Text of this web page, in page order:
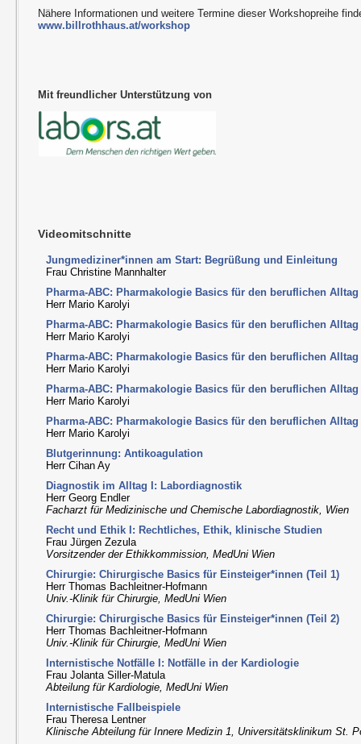
Nähere Informationen und weitere Termine dieser Workshopreihe
www.billrothhaus.at/workshop
Mit freundlicher Unterstützung von
Videomitschnitte
Jungmediziner*innen am Start: Begrüßung und Einleitung
Frau Christine Mannhalter
Pharma-ABC: Pharmakologie Basics für den beruflichen Alltag
Herr Mario Karolyi
Pharma-ABC: Pharmakologie Basics für den beruflichen Alltag
Herr Mario Karolyi
Pharma-ABC: Pharmakologie Basics für den beruflichen Alltag
Herr Mario Karolyi
Pharma-ABC: Pharmakologie Basics für den beruflichen Alltag
Herr Mario Karolyi
Pharma-ABC: Pharmakologie Basics für den beruflichen Alltag
Herr Mario Karolyi
Blutgerinnung: Antikoagulation
Herr Cihan Ay
Diagnostik im Alltag I: Labordiagnostik
Herr Georg Endler
Facharzt für Medizinische und Chemische Labordiagnostik, Wien
Recht und Ethik I: Rechtliches, Ethik, klinische Studien
Frau Jürgen Zezula
Vorsitzender der Ethikkommission, MedUni Wien
Chirurgie: Chirurgische Basics für Einsteiger*innen (Teil 1)
Herr Thomas Bachleitner-Hofmann
Univ.-Klinik für Chirurgie, MedUni Wien
Chirurgie: Chirurgische Basics für Einsteiger*innen (Teil 2)
Herr Thomas Bachleitner-Hofmann
Univ.-Klinik für Chirurgie, MedUni Wien
Internistische Notfälle I: Notfälle in der Kardiologie
Frau Jolanta Siller-Matula
Abteilung für Kardiologie, MedUni Wien
Internistische Fallbeispiele
Frau Theresa Lentner
Klinische Abteilung für Innere Medizin 1, Universitätsklinikum St.